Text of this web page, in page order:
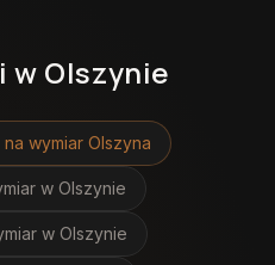
w Olszynie
wymiar Olszyna
w Olszynie
w Olszynie